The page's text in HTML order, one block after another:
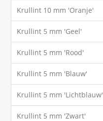
Krullint 10 mm 'Oranje'
Krullint 5 mm 'Geel'
Krullint 5 mm 'Rood'
Krullint 5 mm 'Blauw'
Krullint 5 mm 'Lichtblauw'
Krullint 5 mm 'Zwart'